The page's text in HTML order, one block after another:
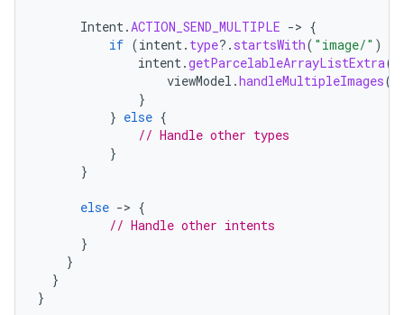
Intent.ACTION_SEND_MULTIPLE -> {
if (intent. type?. startsWith( "image/" )
intent.getParcelableArrayListExtra(
viewModel .handleMultipleImages(
}
} else {
// Handle other types
}
}
else -> {
// Handle other intents
}
}
}
}